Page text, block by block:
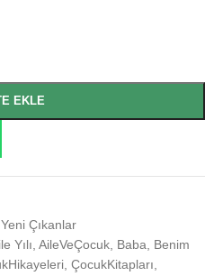
EKLE
Yeni Çıkanlar
Yılı AileVeÇocuk Baba
Benim
ÇocukKitapları